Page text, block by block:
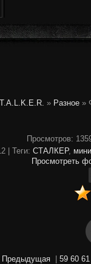
» Разное »
Просмотров:
| Теги: СТАЛКЕР,
Просмотреть
Предыдущая 59 60 61